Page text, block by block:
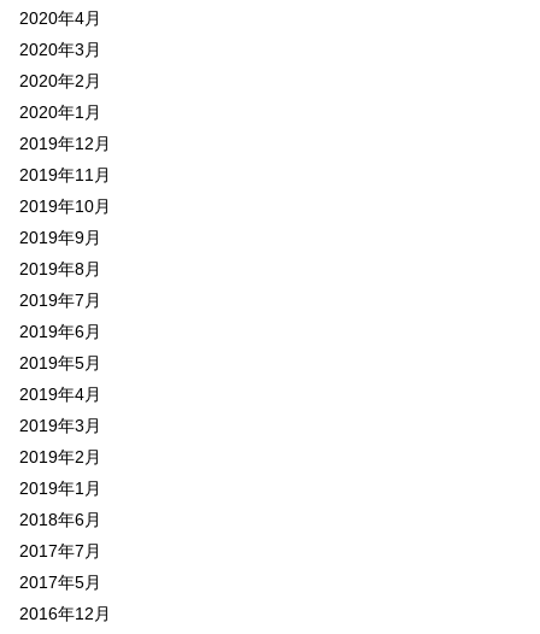
2020年4月
2020年3月
2020年2月
2020年1月
2019年12月
2019年11月
2019年10月
2019年9月
2019年8月
2019年7月
2019年6月
2019年5月
2019年4月
2019年3月
2019年2月
2019年1月
2018年6月
2017年7月
2017年5月
2016年12月